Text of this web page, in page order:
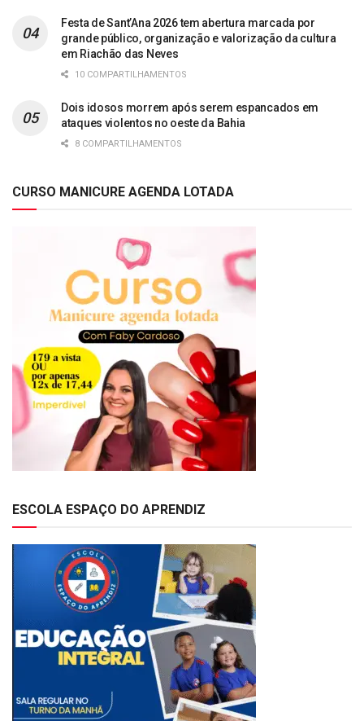
Festa de Sant’Ana 2026 tem abertura marcada por
grande público, organização e valorização da cultura
em Riachão das Neves
10 COMPARTILHAMENTOS
Dois idosos morrem após serem espancados em
ataques violentos no oeste da Bahia
8 COMPARTILHAMENTOS
CURSO MANICURE AGENDA LOTADA
ESCOLA ESPAÇO DO APRENDIZ